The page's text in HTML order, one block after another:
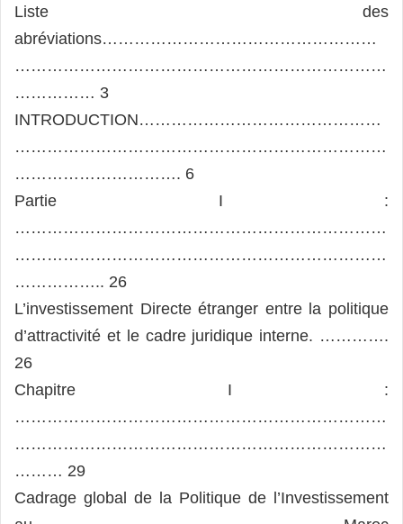
Liste des
abréviations……………………………………………
……………………………………………………………
…………… 3
INTRODUCTION………………………………………
……………………………………………………………
…………………………. 6
Partie Ӏ :
……………………………………………………………
……………………………………………………………
…………….. 26
L’investissement Directe étranger entre la politique
d’attractivité et le cadre juridique interne. ………….
26
Chapitre I :
……………………………………………………………
……………………………………………………………
……… 29
Cadrage global de la Politique de l’Investissement